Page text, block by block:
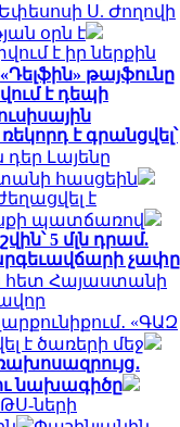
Եփեսոսի Ս. Ժողովի
օրն է
է իր ներքին
«Դելֆին» թայֆունը
է դեպի
է գրանցվել՝
դեր Լայենը
հասցեին
է
պատճառով
5 մլն դրամ.
չափը
հետ Հայաստանի
«ԳԱԶ
է ծառերի մեջ
նախագիծը
ների